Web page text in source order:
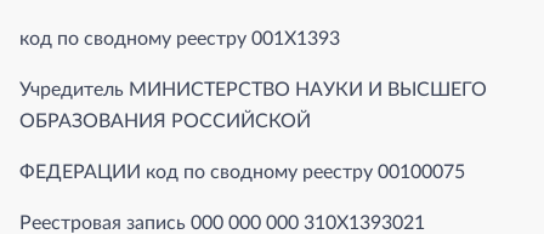
код по сводному реестру 001X1393
Учредитель МИНИСТЕРСТВО НАУКИ И ВЫСШЕГО
ОБРАЗОВАНИЯ РОССИЙСКОЙ
ФЕДЕРАЦИИ код по сводному реестру 00100075
Реестровая запись 000 000 000 310X1393021